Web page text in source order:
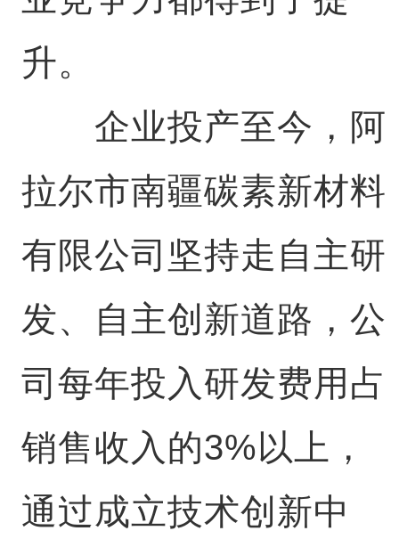
升。
企业投产至今，阿
拉尔市南疆碳素新材料
有限公司坚持走自主研
发、自主创新道路，公
司每年投入研发费用占
销售收入的3%以上，
通过成立技术创新中